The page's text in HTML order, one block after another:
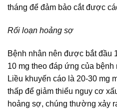
tháng để đảm bảo cắt được
Rối loạn hoảng sợ
Bệnh nhân nên được bắt đầu
10 mg theo đáp ứng của
Liều khuyến cáo là 20-30 mg
thấp để giảm thiểu nguy cơ
hoảng sợ, chúng thường xảy